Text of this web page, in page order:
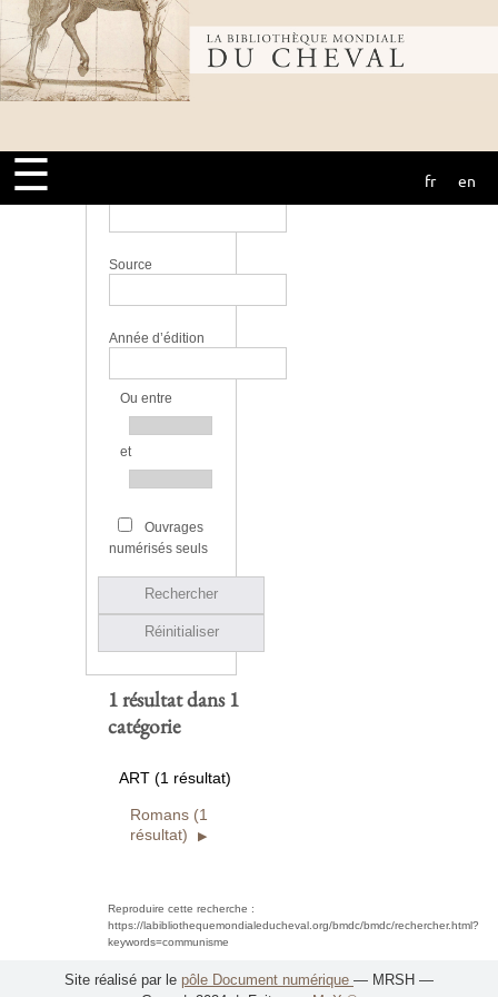
Bibliothèque
mondiale du
cheval
☰ fr en
Source
Année d’édition
Ou entre
et
Ouvrages
numérisés seuls
Rechercher
Réinitialiser
1 résultat dans 1
catégorie
ART (1 résultat)
Romans (1
résultat)
Reproduire cette recherche :
https://labibliothequemondialeducheval.org/bmdc/bmdc/rechercher.html?
keywords=communisme
Site réalisé par le pôle Document numérique — MRSH —